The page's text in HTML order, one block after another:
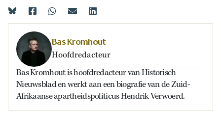
Bas Kromhout
Hoofdredacteur
Bas Kromhout is hoofdredacteur van Historisch
Nieuwsblad en werkt aan een biografie van de Zuid-
Afrikaanse apartheidspoliticus Hendrik Verwoerd.